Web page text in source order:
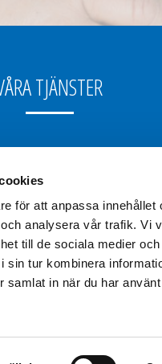
för att anpassa
analysera vår trafik. Vi
till de sociala medier
sin tur kombinera
samlat in när du har
TJÄNSTER
& underhåll
© Sallén Elektriska